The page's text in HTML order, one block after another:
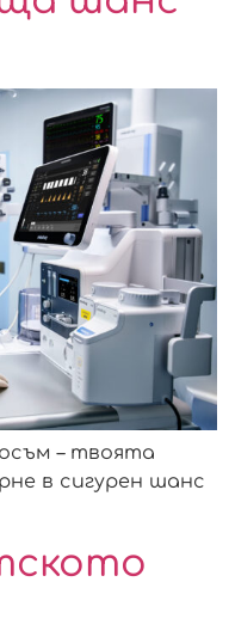
– твоята
в сигурен шанс